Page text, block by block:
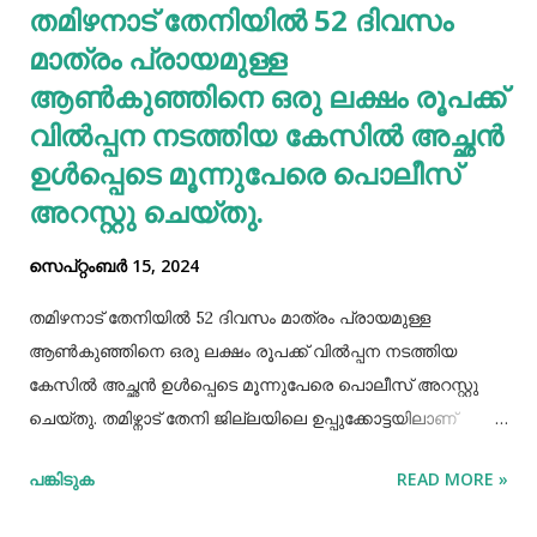
ചില പ്രത്യേക ഗുണങ്ങളുണ്ട്. റാഗി ഗ്ലൂറ്റൻ രഹിതവും
പ്രോട്ടീനാൽ സമ്പുഷ്ടവുമാണ്. മറ്റ് തിനകളേക്കാൾ കൂടുതൽ
കാൽസ്യ...
തമിഴനാട് തേനിയില്‍ 52 ദിവസം
മാത്രം പ്രായമുള്ള
ആണ്‍കുഞ്ഞിനെ ഒരു ലക്ഷം രൂപക്ക്
വില്‍പ്പന നടത്തിയ കേസില്‍ അച്ഛൻ
ഉള്‍പ്പെടെ മൂന്നുപേരെ പൊലീസ്
അറസ്റ്റു ചെയ്തു.
സെപ്റ്റംബർ 15, 2024
തമിഴനാട് തേനിയില്‍ 52 ദിവസം മാത്രം പ്രായമുള്ള
ആണ്‍കുഞ്ഞിനെ ഒരു ലക്ഷം രൂപക്ക് വില്‍പ്പന നടത്തിയ
കേസില്‍ അച്ഛൻ ഉള്‍പ്പെടെ മൂന്നുപേരെ പൊലീസ് അറസ്റ്റു
ചെയ്തു. തമിഴ്നാട് തേനി ജില്ലയിലെ ഉപ്പുക്കോട്ടയിലാണ്
സ്വദേശികളായ ദമ്ബതികളുമാണ് അറസ്റ്റിലായത്. തേനി
പങ്കിടുക READ MORE »